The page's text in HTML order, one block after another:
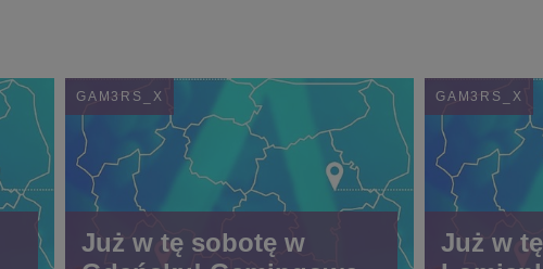
GAM3RS_X
Już w tę sobotę w
GAM3RS_X
Już w